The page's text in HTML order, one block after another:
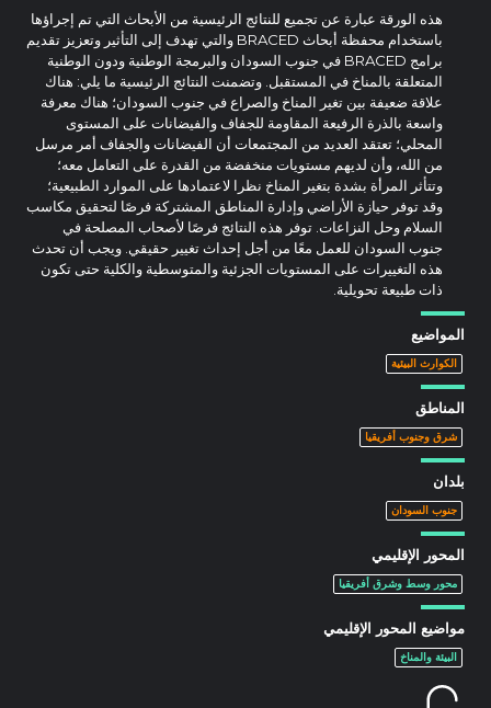
هذه الورقة عبارة عن تجميع للنتائج الرئيسية من الأبحاث التي تم إجراؤها
باستخدام محفظة أبحاث BRACED والتي تهدف إلى التأثير وتعزيز تقديم
برامج BRACED في جنوب السودان والبرمجة الوطنية ودون الوطنية
المتعلقة بالمناخ في المستقبل. وتضمنت النتائج الرئيسية ما يلي: هناك
علاقة ضعيفة بين تغير المناخ والصراع في جنوب السودان؛ هناك معرفة
واسعة بالذرة الرفيعة المقاومة للجفاف والفيضانات على المستوى
المحلي؛ تعتقد العديد من المجتمعات أن الفيضانات والجفاف أمر مرسل
من الله، وأن لديهم مستويات منخفضة من القدرة على التعامل معه؛
وتتأثر المرأة بشدة بتغير المناخ نظرا لاعتمادها على الموارد الطبيعية؛
وقد توفر حيازة الأراضي وإدارة المناطق المشتركة فرصًا لتحقيق مكاسب
السلام وحل النزاعات. توفر هذه النتائج فرصًا لأصحاب المصلحة في
جنوب السودان للعمل معًا من أجل إحداث تغيير حقيقي. ويجب أن تحدث
هذه التغييرات على المستويات الجزئية والمتوسطية والكلية حتى تكون
ذات طبيعة تحويلية.
المواضيع
الكوارث البيئية
المناطق
شرق وجنوب أفريقيا
بلدان
جنوب السودان
المحور الإقليمي
محور وسط وشرق أفريقيا
مواضيع المحور الإقليمي
البيئة والمناخ